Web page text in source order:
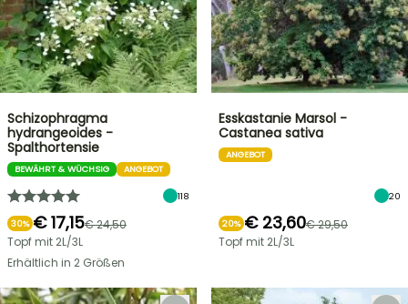
Schizophragma
hydrangeoides -
Spalthortensie
BEWÄHRT & WÜCHSIG ANGEBOT
118
30% € 17,15€ 24,50
Topf mit 2L/3L
Erhältlich in 2 Größen
Esskastanie Marsol -
Castanea sativa
ANGEBOT
20
20% € 23,60€ 29,50
Topf mit 2L/3L